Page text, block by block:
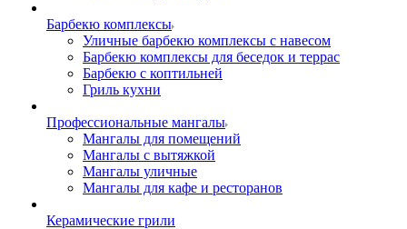
Барбекю комплексы
Уличные барбекю комплексы с навесом
Барбекю комплексы для беседок и террас
Барбекю с коптильней
Гриль кухни
Профессиональные мангалы
Мангалы для помещений
Мангалы с вытяжкой
Мангалы уличные
Мангалы для кафе и ресторанов
Керамические грили